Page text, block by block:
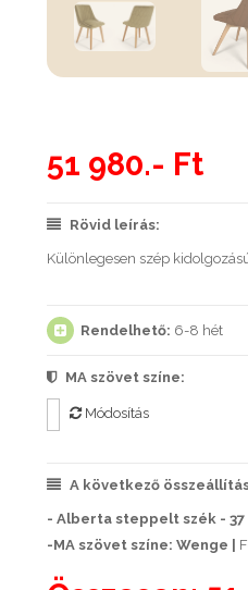
51 980.- Ft
Rövid leírás:
Különlegesen szép
Rendelhető: 6-8 hét
MA szövet színe:
Módosítás
A következő
- Alberta steppelt szék -
-MA szövet színe: Wenge |